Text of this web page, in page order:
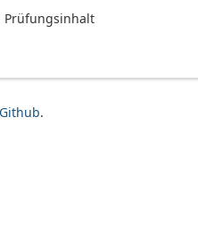
Prüfungsinhalt
Github.